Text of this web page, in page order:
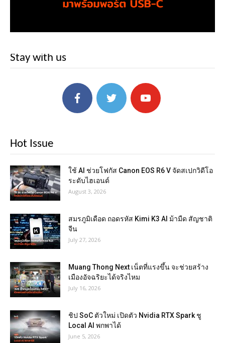
Stay with us
Hot Issue
ใช้ AI ช่วยโฟกัส Canon EOS R6 V จัดสเปกวิดีโอ
ระดับไฮเอนด์
August 3, 2026
สมรภูมิเดือด ถอดรหัส Kimi K3 AI ม้ามืด สัญชาติ
จีน
July 27, 2026
Muang Thong Next เน็ตที่แรงขึ้น จะช่วยสร้าง
เมืองอัจฉริยะได้จริงไหม
July 16, 2026
ชิป SoC ตัวใหม่ เปิดตัว Nvidia RTX Spark ชู
Local AI พกพาได้
June 5, 2026